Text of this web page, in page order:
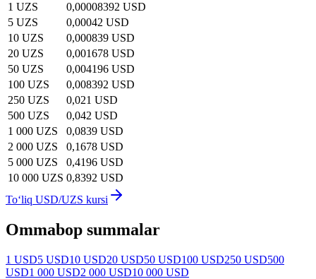
1 UZS
0,00008392 USD
5 UZS
0,00042 USD
10 UZS
0,000839 USD
20 UZS
0,001678 USD
50 UZS
0,004196 USD
100 UZS
0,008392 USD
250 UZS
0,021 USD
500 UZS
0,042 USD
1 000 UZS
0,0839 USD
2 000 UZS
0,1678 USD
5 000 UZS
0,4196 USD
10 000 UZS 0,8392 USD
To‘liq USD/UZS kursi
Ommabop summalar
1 USD5 USD10 USD20 USD50 USD100 USD250 USD500
USD1 000 USD2 000 USD10 000 USD